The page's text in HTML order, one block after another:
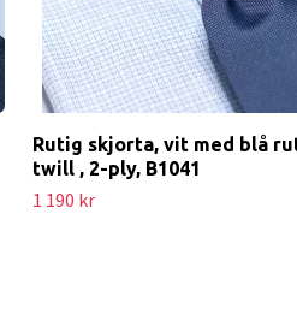
Rutig skjorta, vit med blå
twill , 2-ply, B1041
1 190 kr